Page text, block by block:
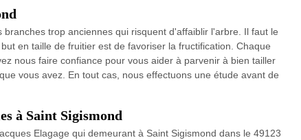
trop anciennes qui risquent d'affaiblir l'arbre. Il faut le
en taille de fruitier est de favoriser la fructification. Chaque
nous faire confiance pour vous aider à parvenir à bien tailler
vous avez. En tout cas, nous effectuons une étude avant de
à Saint Sigismond
Elagage qui demeurant à Saint Sigismond dans le 49123